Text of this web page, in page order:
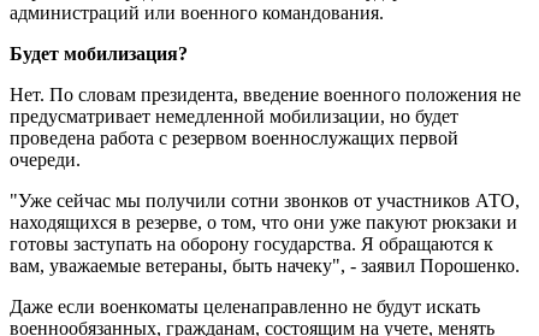
администраций или военного командования.
Будет мобилизация?
Нет. По словам президента, введение военного положения не
предусматривает немедленной мобилизации, но будет
проведена работа с резервом военнослужащих первой
очереди.
"Уже сейчас мы получили сотни звонков от участников АТО,
находящихся в резерве, о том, что они уже пакуют рюкзаки и
готовы заступать на оборону государства. Я обращаются к
вам, уважаемые ветераны, быть начеку", - заявил Порошенко.
Даже если военкоматы целенаправленно не будут искать
военнообязанных, гражданам, состоящим на учете, менять